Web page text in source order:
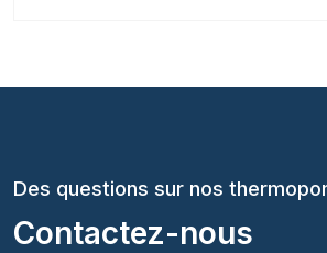
Des questions sur nos
Contactez-nous